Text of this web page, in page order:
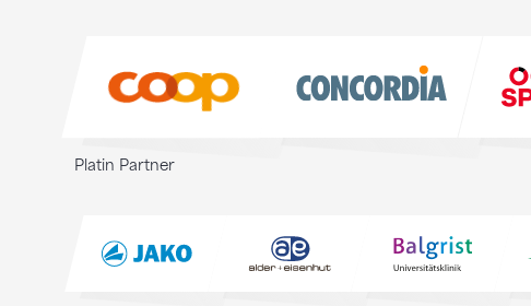
Platin Partner